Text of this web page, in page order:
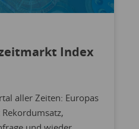
Index
aller Zeiten: Europas